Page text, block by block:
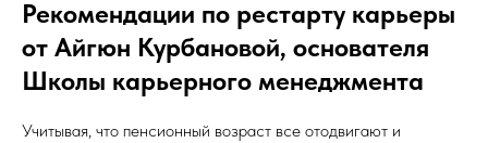
Рекомендации по рестарту карьеры
от Айгюн Курбановой, основателя
Школы карьерного менеджмента
Учитывая, что пенсионный возраст все отодвигают и